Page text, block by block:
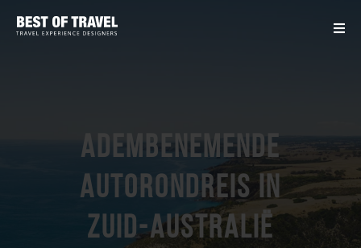
Adembenemende
autorondreis in
Zuid-Australië